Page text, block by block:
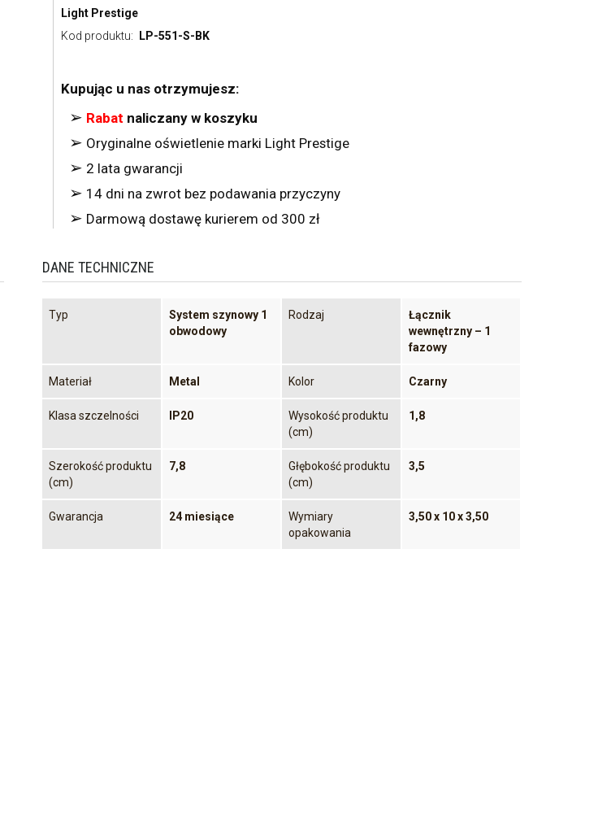
Light Prestige
Kod produktu: LP-551-S-BK
Kupując u nas otrzymujesz:
➢ Rabat naliczany w koszyku
➢ Oryginalne oświetlenie marki Light Prestige
➢ 2 lata gwarancji
➢ 14 dni na zwrot bez podawania przyczyny
➢ Darmową dostawę kurierem od 300 zł
DANE TECHNICZNE
Typ
System szynowy 1
obwodowy
Rodzaj
Łącznik
wewnętrzny – 1
fazowy
Materiał Metal Kolor Czarny
Klasa szczelności IP20
Wysokość produktu
(cm)
1,8
Szerokość produktu
(cm)
7,8
Głębokość produktu
(cm)
3,5
Gwarancja 24 miesiące
Wymiary
opakowania
3,50 x 10 x 3,50